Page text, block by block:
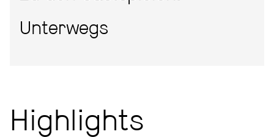
Unterwegs
Highlights